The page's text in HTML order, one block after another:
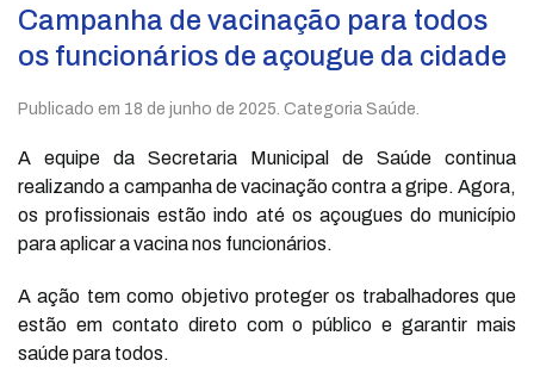
Campanha de vacinação para todos
os funcionários de açougue da cidade
Publicado em 18 de junho de 2025 . Categoria Saúde.
A equipe da Secretaria Municipal de Saúde continua
realizando a campanha de vacinação contra a gripe. Agora,
os profissionais estão indo até os açougues do município
para aplicar a vacina nos funcionários.
A ação tem como objetivo proteger os trabalhadores que
estão em contato direto com o público e garantir mais
saúde para todos.